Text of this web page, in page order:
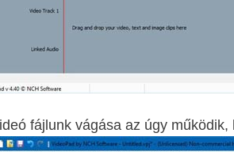
fájlunk vágása az úgy